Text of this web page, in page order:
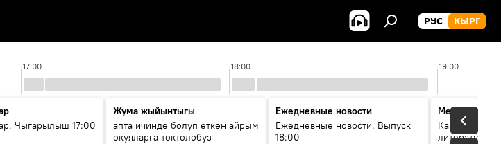
РУС КЫРГ
17:00 18:00 19:00
Чыгарылыш 17:00
Жума жыйынтыгы
апта ичинде болуп өткөн айрым
окуяларга токтолобуз
Ежедневные новости
Ежедневные новости. Выпуск
18:00
Между строк
Как кошки
литературу